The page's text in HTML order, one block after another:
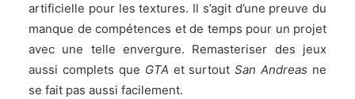
artificielle pour les textures. Il s’agit d’une preuve du
manque de compétences et de temps pour un projet
avec une telle envergure. Remasteriser des jeux
aussi complets que GTA et surtoutSan Andreas ne
se fait pas aussi facilement.